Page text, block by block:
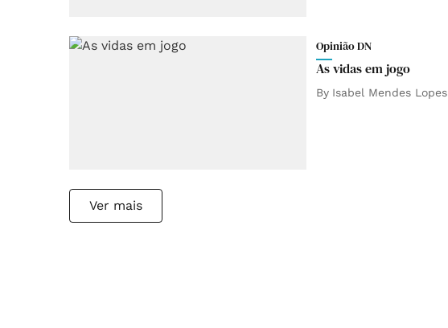
Opinião DN
As vidas em jogo
By Isabel Mendes Lopes
Ver mais